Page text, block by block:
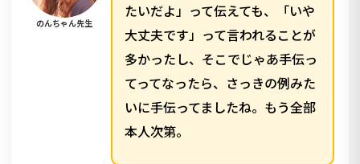
のんちゃん先生
たいだよ」って伝えても、「いや
大丈夫です」って言われることが
多かったし、そこでじゃあ手伝っ
てってなったら、さっきの例みた
いに手伝ってましたね。もう全部
本人次第。